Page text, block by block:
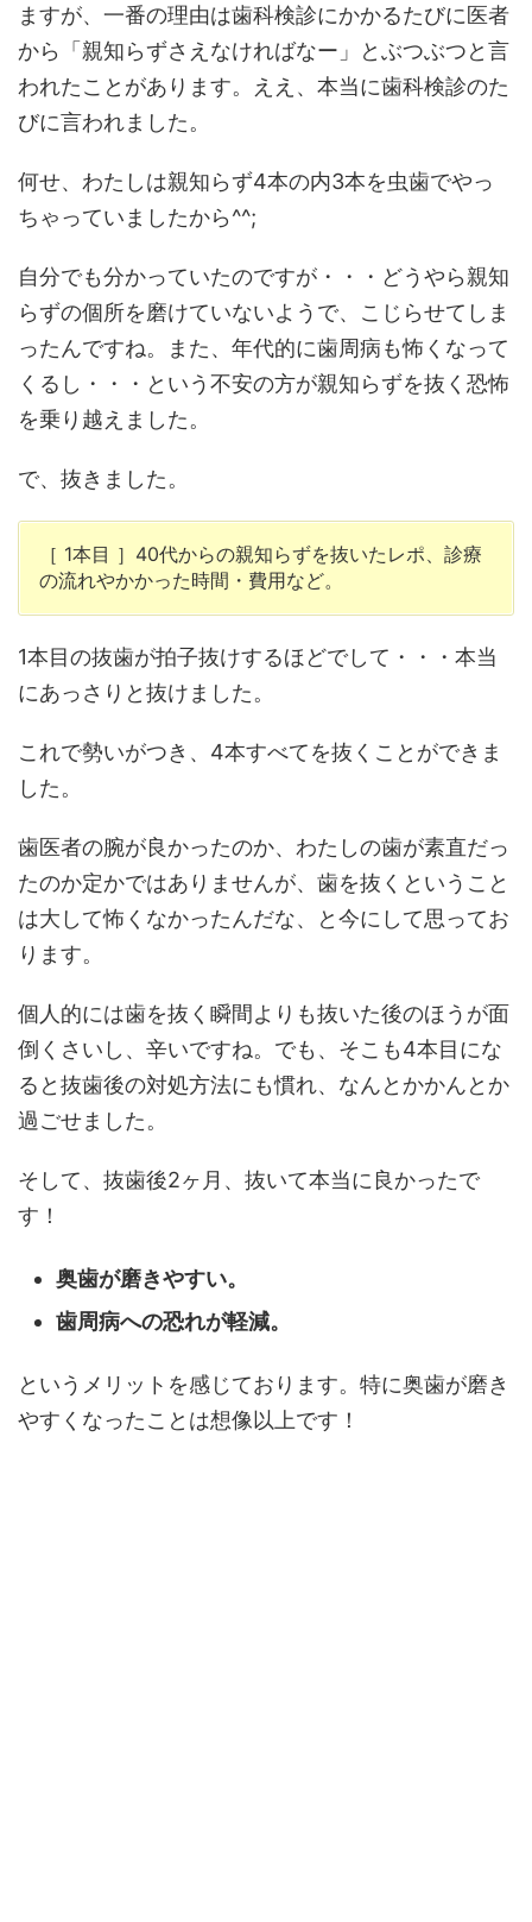
ますが、一番の理由は歯科検診にかかるたびに医者
から「親知らずさえなければなー」とぶつぶつと言
われたことがあります。ええ、本当に歯科検診のた
びに言われました。
何せ、わたしは親知らず4本の内3本を虫歯でやっ
ちゃっていましたから^^;
自分でも分かっていたのですが・・・どうやら親知
らずの個所を磨けていないようで、こじらせてしま
ったんですね。また、年代的に歯周病も怖くなって
くるし・・・という不安の方が親知らずを抜く恐怖
を乗り越えました。
で、抜きました。
［ 1本目 ］40代からの親知らずを抜いたレポ、診療
の流れやかかった時間・費用など。
1本目の抜歯が拍子抜けするほどでして・・・本当
にあっさりと抜けました。
これで勢いがつき、4本すべてを抜くことができま
した。
歯医者の腕が良かったのか、わたしの歯が素直だっ
たのか定かではありませんが、歯を抜くということ
は大して怖くなかったんだな、と今にして思ってお
ります。
個人的には歯を抜く瞬間よりも抜いた後のほうが面
倒くさいし、辛いですね。でも、そこも4本目にな
ると抜歯後の対処方法にも慣れ、なんとかかんとか
過ごせました。
そして、抜歯後2ヶ月、抜いて本当に良かったで
す！
奥歯が磨きやすい。
歯周病への恐れが軽減。
というメリットを感じております。特に奥歯が磨き
やすくなったことは想像以上です！